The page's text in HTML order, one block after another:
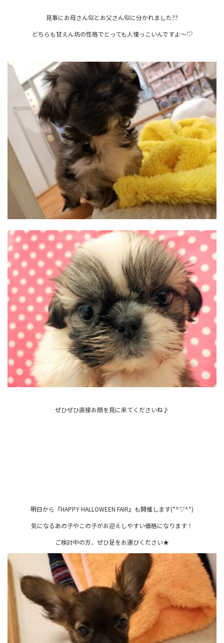
見事にお母さん似とお父さん似に分かれました??
どちらも甘えん坊の性格でとっても人懐っこいんですよ～♡
ぜひぜひ直接お顔を見に来てくださいね♪
明日から『HAPPY HALLOWEEN FAIR』も開催します(*^▽^*)
気になるあの子やこの子がお迎えしやすい価格になります！
ご検討中の方、ぜひ足をお運びください★